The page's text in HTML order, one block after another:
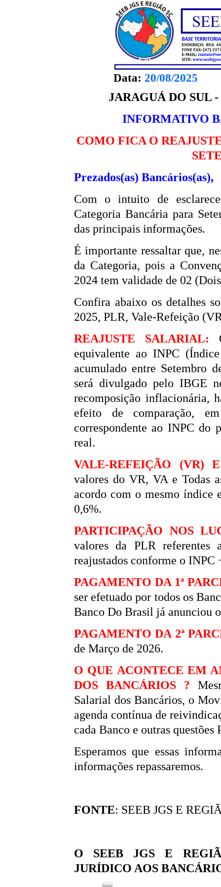
Data: 20/08/2025
JARAGUÁ DO SUL -
INFORMATIVO
COMO FICA O
Prezados(as) Bancários(as),
Com o intuito de
Categoria Bancária para
das principais informações.
É importante ressaltar que,
da Categoria, pois a
2024 tem validade de 02
Confira abaixo os detalhes
2025, PLR, Vale-Refeição
REAJUSTE SALARIAL:
equivalente ao INPC
acumulado entre Setembro
será divulgado pelo IBGE
recomposição inflacionária,
efeito de comparação,
correspondente ao INPC do
real.
VALE-REFEIÇÃO (VR)
valores do VR, VA e Todas
acordo com o mesmo índice
0,6%.
PARTICIPAÇÃO NOS
valores da PLR referentes
reajustados conforme o INPC
PAGAMENTO DA 1ª
ser efetuado por todos os
Banco Do Brasil já anunciou
PAGAMENTO DA 2ª
de Março de 2026.
O QUE ACONTECE EM
DOS BANCÁRIOS ?
Salarial dos Bancários, o
agenda contínua de
cada Banco e outras
Esperamos que essas
informações repassaremos.
FONTE: SEEB JGS E
O SEEB JGS E
JURÍDICO AOS